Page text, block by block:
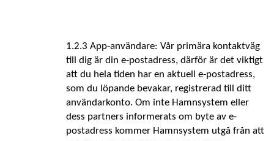
1.2.3 App-användare: Vår primära kontaktväg
till dig är din e-postadress, därför är det viktigt
att du hela tiden har en aktuell e-postadress,
som du löpande bevakar, registrerad till ditt
användarkonto. Om inte Hamnsystem eller
dess partners informerats om byte av e-
postadress kommer Hamnsystem utgå från att